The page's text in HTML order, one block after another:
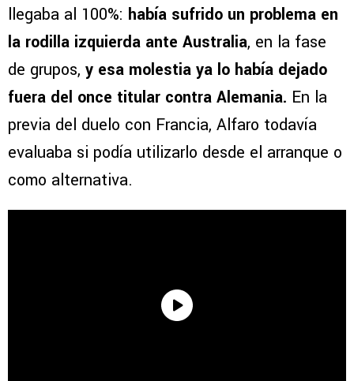
llegaba al 100%: había sufrido un problema en
la rodilla izquierda ante Australia, en la fase
de grupos, y esa molestia ya lo había dejado
fuera del once titular contra Alemania. En la
previa del duelo con Francia, Alfaro todavía
evaluaba si podía utilizarlo desde el arranque o
como alternativa.